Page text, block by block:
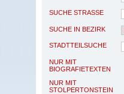
SUCHE STRASSE
SUCHE IN BEZIRK
STADTTEILSUCHE
NUR MIT
BIOGRAFIETEXTEN
NUR MIT
STOLPERTONSTEIN